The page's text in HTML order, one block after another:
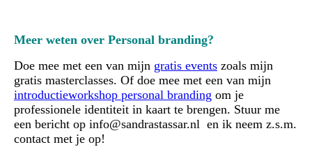
Meer weten over Personal branding?
Doe mee met een van mijn gratis events zoals mijn
gratis masterclasses. Of doe mee met een van mijn
introductieworkshop personal branding om je
professionele identiteit in kaart te brengen. Stuur me
een bericht op info@sandrastassar.nl en ik neem z.s.m.
contact met je op!